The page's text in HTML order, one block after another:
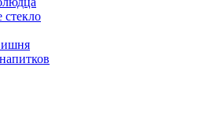
стекло